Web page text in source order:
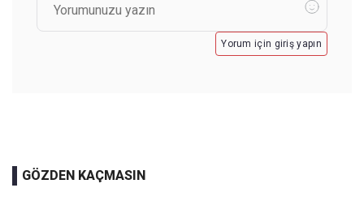
Yorum için giriş yapın
GÖZDEN KAÇMASIN